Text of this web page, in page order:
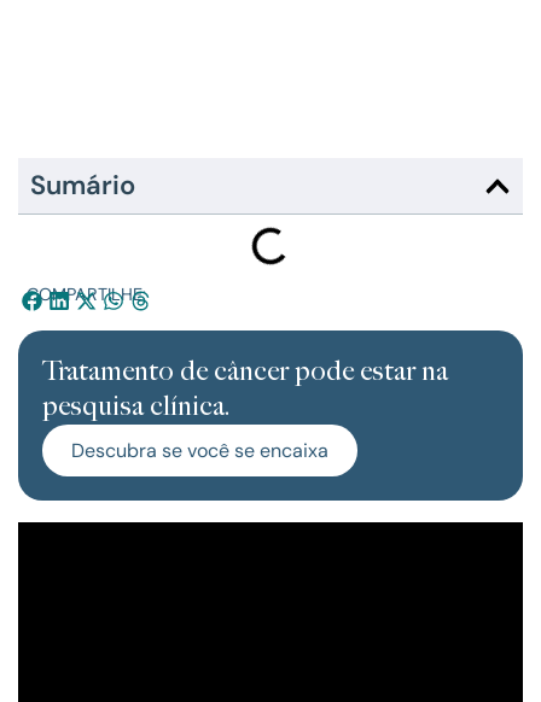
Sumário
COMPARTILHE:
Tratamento de câncer pode estar na
pesquisa clínica.
Descubra se você se encaixa